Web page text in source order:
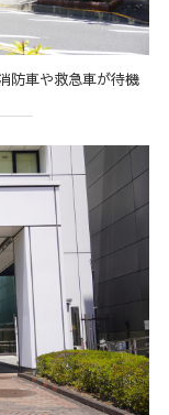
防車や救急車が待機